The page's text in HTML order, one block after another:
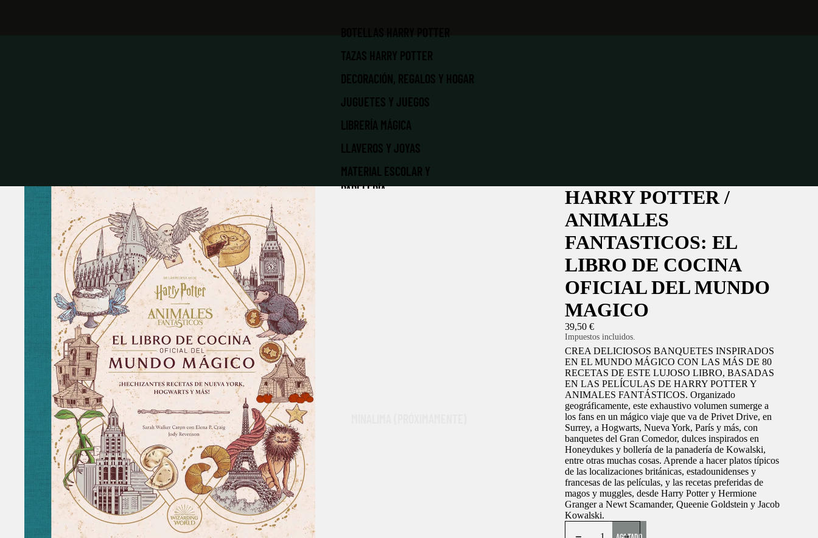
BOTELLAS HARRY POTTER
TAZAS HARRY POTTER
DECORACIÓN, REGALOS Y HOGAR
JUGUETES Y JUEGOS
LIBRERÍA MÁGICA
LLAVEROS Y JOYAS
MATERIAL ESCOLAR Y
PAPELERÍA
HARRY POTTER /
ANIMALES
FANTASTICOS: EL
LIBRO DE COCINA
OFICIAL DEL MUNDO
MAGICO
39,50 €
Impuestos incluidos.
CREA DELICIOSOS BANQUETES INSPIRADOS
EN EL MUNDO MÁGICO CON LAS MÁS DE 80
RECETAS DE ESTE LUJOSO LIBRO, BASADAS
EN LAS PELÍCULAS DE HARRY POTTER Y
ANIMALES FANTÁSTICOS. Organizado
geográficamente, este exhaustivo volumen sumerge a
los fans en un mágico viaje que va de Privet Drive, en
Surrey, a Hogwarts, Nueva York, París y más, con
banquetes del Gran Comedor, dulces inspirados en
Honeydukes y bollería de la panadería de Kowalski,
entre otras muchas cosas. Aprende a hacer platos típicos
de las localizaciones británicas, estadounidenses y
francesas de las películas, y las recetas preferidas de
magos y muggles, desde Harry Potter y Hermione
Granger a Newt Scamander, Queenie Goldstein y Jacob
Kowalski.